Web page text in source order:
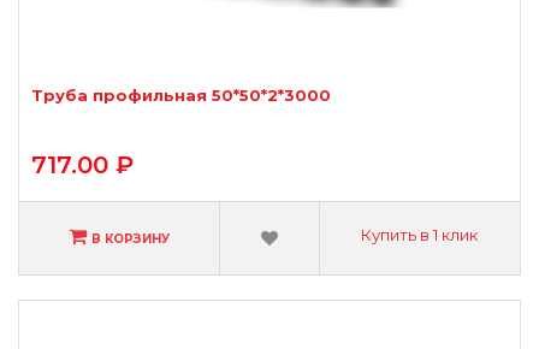
Труба профильная 50*50*2*3000
717.00 ₽
В КОРЗИНУ Купить в 1 клик